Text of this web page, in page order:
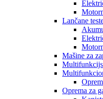
Lančane
Mašine za
Oprema za